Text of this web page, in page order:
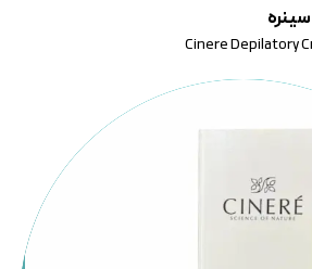
Cinere Depilatory